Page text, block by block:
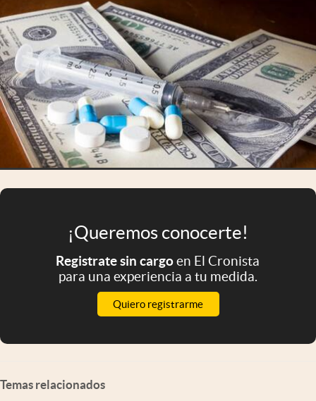
Infotechnology
Clase
Clima
Mundial 2026
Eventos Corporativos
El Cronista Studio
Mediakit
abre en nueva pestaña
¡Queremos conocerte!
Registrate sin cargoen El Cronista
para una experiencia a tu medida.
Quiero registrarme
Temas relacionados